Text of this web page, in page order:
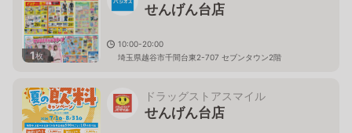
1枚
せんげん台店
10:00-20:00
埼玉県越谷市千間台東2-707 セブンタウン2階
ドラッグストアスマイル
せんげん台店